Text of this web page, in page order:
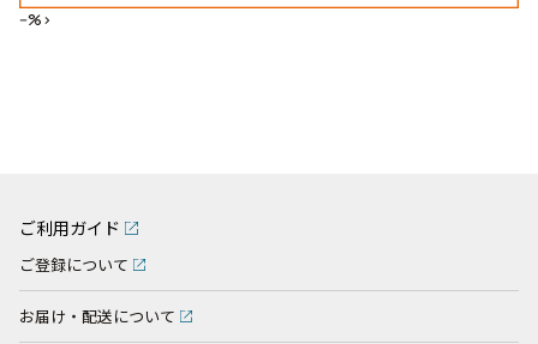
--%>
ご利用ガイド
ご登録について
お届け・配送について